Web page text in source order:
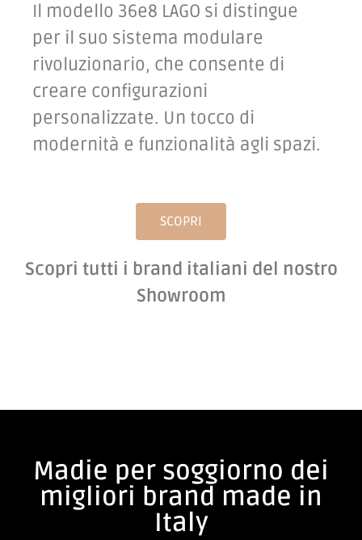
Il modello 36e8 LAGO si distingue
per il suo sistema modulare
rivoluzionario, che consente di
creare configurazioni
personalizzate. Un tocco di
modernità e funzionalità agli spazi.
SCOPRI
Scopri tutti i brand italiani del nostro
Showroom
Madie per soggiorno dei
migliori brand made in
Italy